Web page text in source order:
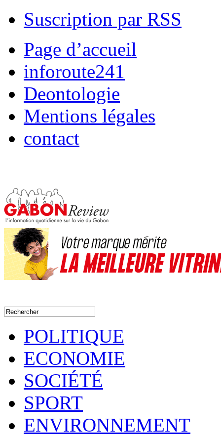
Suscription par RSS
Page d’accueil
inforoute241
Deontologie
Mentions légales
contact
POLITIQUE
ECONOMIE
SOCIÉTÉ
SPORT
ENVIRONNEMENT